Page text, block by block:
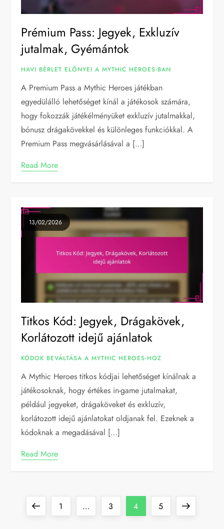
Prémium Pass: Jegyek, Exkluzív
jutalmak, Gyémántok
HAVI BÉRLET ELŐNYEI A MYTHIC HEROES-BAN
A Premium Pass a Mythic Heroes játékban
egyedülálló lehetőséget kínál a játékosok számára,
hogy fokozzák játékélményüket exkluzív jutalmakkal,
bónusz drágakövekkel és különleges funkciókkal. A
Premium Pass megvásárlásával a […]
Read More
13/02/2026
Titkos Kód: Jegyek, Drágakövek,
Korlátozott idejű ajánlatok
KÓDOK BEVÁLTÁSA A MYTHIC HEROES-HOZ
A Mythic Heroes titkos kódjai lehetőséget kínálnak a
játékosoknak, hogy értékes in-game jutalmakat,
például jegyeket, drágaköveket és exkluzív,
korlátozott idejű ajánlatokat oldjanak fel. Ezeknek a
kódoknak a megadásával […]
Read More
PreviousPage
1 … Page
3 Page
4 Page
5
Next